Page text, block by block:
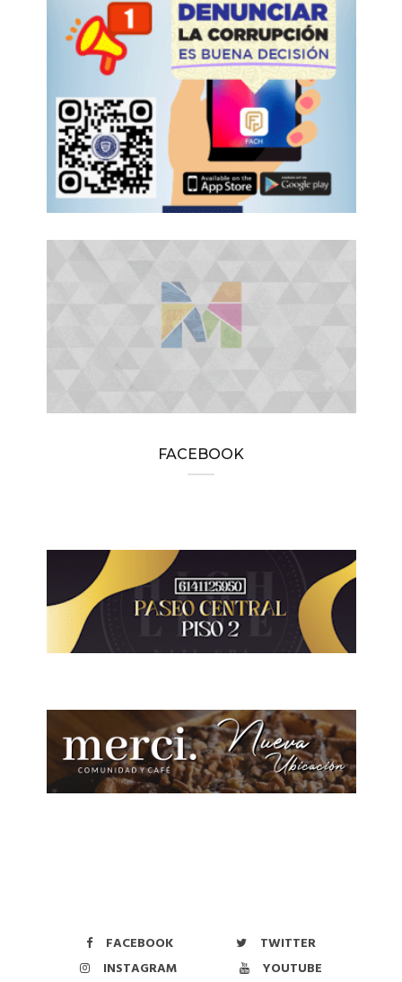
FACEBOOK
FACEBOOK
TWITTER
INSTAGRAM
YOUTUBE